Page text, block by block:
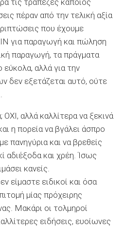
τις τράπεζες κάποιος
πέραν από την τελική αξία
που έχουμε
για παραγωγή και πώληση
παραγωγή, τα πράγματα
αλλά για την
δεν εξετάζεται αυτό, ούτε
ΟΧΙ, αλλά καλλίτερα να ξεκινά
η πορεία να βγάλει άσπρο
πανηγύρια και να βρεθείς
αδιέξοδα και χρέη. Ίσως
κανείς.
είμαστε ειδικοί και όσα
μίας πρόχειρης
Μακάρι οι τολμηροί
ειδήσεις, ευοίωνες